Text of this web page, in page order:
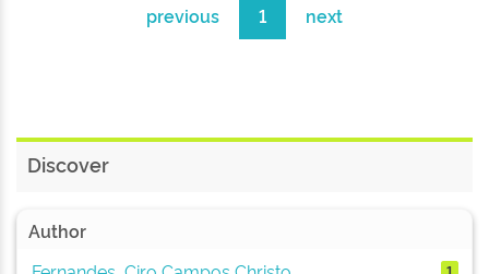
previous 1 next
Discover
Author
1